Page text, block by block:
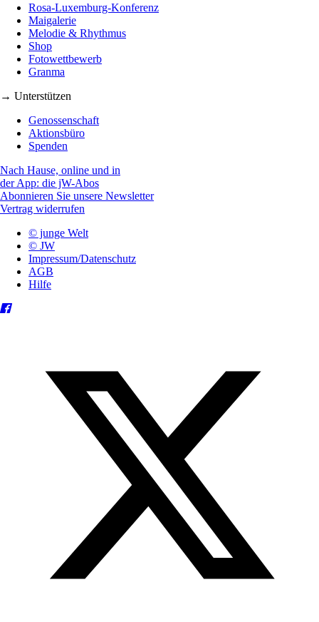
Rosa-Luxemburg-Konferenz
Maigalerie
Melodie & Rhythmus
Shop
Fotowettbewerb
Granma
→ Unterstützen
Genossenschaft
Aktionsbüro
Spenden
Nach Hause, online und in
der App: die jW-Abos
Abonnieren Sie unsere Newsletter
Vertrag widerrufen
© junge Welt
© JW
Impressum/Datenschutz
AGB
Hilfe